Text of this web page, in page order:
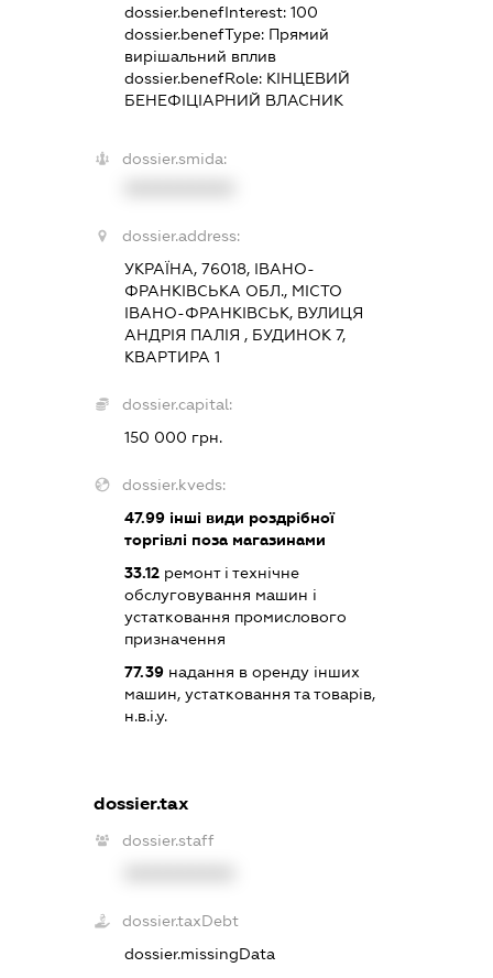
dossier.benefInterest:100
dossier.benefType: Прямий
вирішальний вплив
dossier.benefRole: КІНЦЕВИЙ
БЕНЕФІЦІАРНИЙ ВЛАСНИК
dossier.smida:
dossier.address:
УКРАЇНА, 76018, ІВАНО-
ФРАНКІВСЬКА ОБЛ., МІСТО
ІВАНО-ФРАНКІВСЬК, ВУЛИЦЯ
АНДРІЯ ПАЛІЯ , БУДИНОК 7,
КВАРТИРА 1
dossier.capital:
150 000 грн.
dossier.kveds:
47.99 інші види роздрібної
торгівлі поза магазинами
33.12 ремонт і технічне
обслуговування машин і
устатковання промислового
призначення
77.39 надання в оренду інших
машин, устатковання та товарів,
н.в.і.у.
dossier.tax
dossier.staff
dossier.taxDebt
dossier.missingData